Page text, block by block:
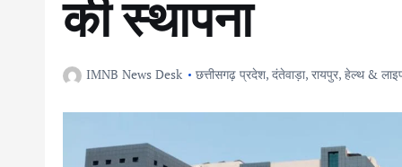
की स्थापना
IMNB News Desk छत्तीसगढ़ प्रदेश, दंतेवाड़ा, रायपुर, हेल्थ &